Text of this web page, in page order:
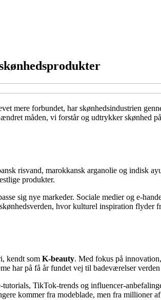
mere forbundet, har skønhedsindustrien
måden, vi forstår og udtrykker skønhed
risvand, marokkansk arganolie og indisk
produkter.
sig nye markeder. Sociale medier og e-
hvor kulturel inspiration
kendt som K-beauty. Med fokus på
har på få år fundet vej til badeværelser
TikTok-trends og influencer-
kommer fra modeblade, men fra millioner af